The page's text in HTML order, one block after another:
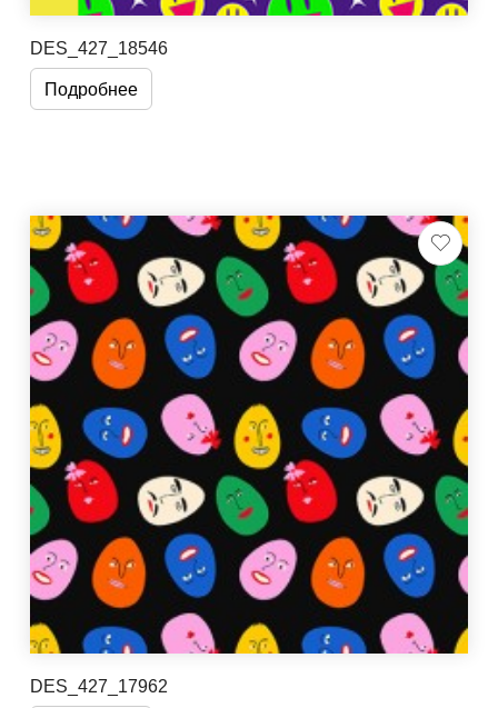
DES_427_18546
Подробнее
DES_427_17962